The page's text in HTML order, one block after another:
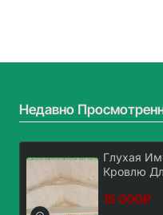
Недавно
Глухая
Кровлю
15 000₽